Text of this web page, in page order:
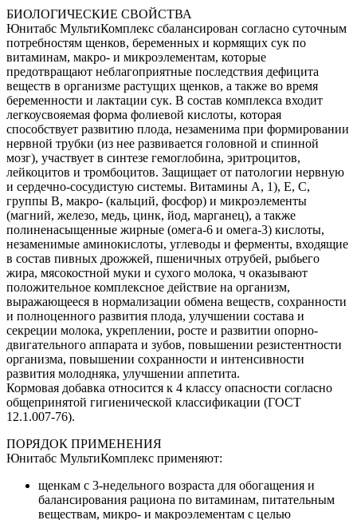
БИОЛОГИЧЕСКИЕ СВОЙСТВА
Юнитабс МультиКомплекс сбалансирован согласно суточным
потребностям щенков, беременных и кормящих сук по
витаминам, макро- и микроэлементам, которые
предотвращают неблагоприятные последствия дефицита
веществ в организме растущих щенков, а также во время
беременности и лактации сук. В состав комплекса входит
легкоусвояемая форма фолиевой кислоты, которая
способствует развитию плода, незаменима при формировании
нервной трубки (из нее развивается головной и спинной
мозг), участвует в синтезе гемоглобина, эритроцитов,
лейкоцитов и тромбоцитов. Защищает от патологии нервную
и сердечно-сосудистую системы. Витамины А, 1), Е, С,
группы В, макро- (кальций, фосфор) и микроэлементы
(магний, железо, медь, цинк, йод, марганец), а также
полиненасыщенные жирные (омега-6 и омега-3) кислоты,
незаменимые аминокислоты, углеводы и ферменты, входящие
в состав пивных дрожжей, пшеничных отрубей, рыбьего
жира, мясокостной муки и сухого молока, ч оказывают
положительное комплексное действие на организм,
выражающееся в нормализации обмена веществ, сохранности
и полноценного развития плода, улучшении состава и
секреции молока, укреплении, росте и развитии опорно-
двигательного аппарата и зубов, повышении резистентности
организма, повышении сохранности и интенсивности
развития молодняка, улучшении аппетита.
Кормовая добавка относится к 4 классу опасности согласно
общепринятой гигиенической классификации (ГОСТ
12.1.007-76).
ПОРЯДОК ПРИМЕНЕНИЯ
Юнитабс МультиКомплекс применяют:
щенкам с 3-недельного возраста для обогащения и
балансирования рациона по витаминам, питательным
веществам, микро- и макроэлементам с целью